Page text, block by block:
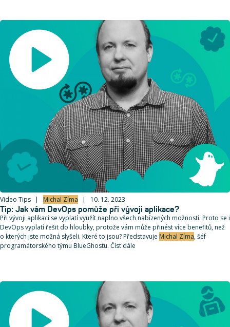
Video Tips Michal Zíma 10. 12. 2023
Tip: Jak vám DevOps pomůže při vývoji aplikace?
Při vývoji aplikací se vyplatí využít naplno všech nabízených možností. Proto se i
DevOps vyplatí řešit do hloubky, protože vám může přinést více benefitů, než
o kterých jste možná slyšeli. Které to jsou? Představuje Michal Zíma, šéf
programátorského týmu BlueGhostu. Číst dále